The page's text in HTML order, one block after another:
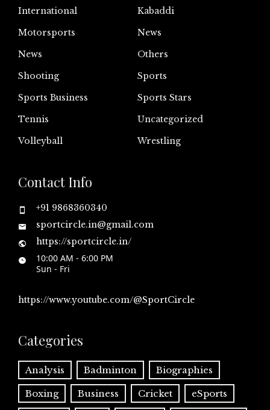
International
Kabaddi
Motorsports
News
News
Others
Shooting
Sports
Sports Business
Sports Stars
Tennis
Uncategorized
Volleyball
Wrestling
Contact Info
+91 9868360340
sportcircle.in@gmail.com
https://sportcircle.in/
10:00 AM - 6:00 PM
Sun - Fri
https://www.youtube.com/@SportCircle
Categories
Analysis Badminton Biographies
Boxing Business Cricket eSports